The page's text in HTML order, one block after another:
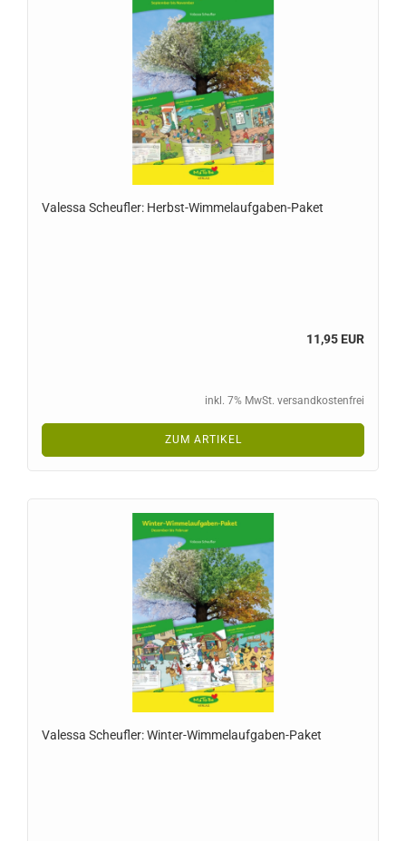
Valessa Scheufler: Herbst-Wimmelaufgaben-Paket
11,95 EUR
inkl. 7% MwSt. versandkostenfrei
ZUM ARTIKEL
Valessa Scheufler: Winter-Wimmelaufgaben-Paket